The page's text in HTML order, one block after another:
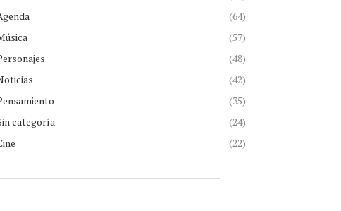
(64)
(57)
(48)
(42)
(35)
categoría
(24)
(22)